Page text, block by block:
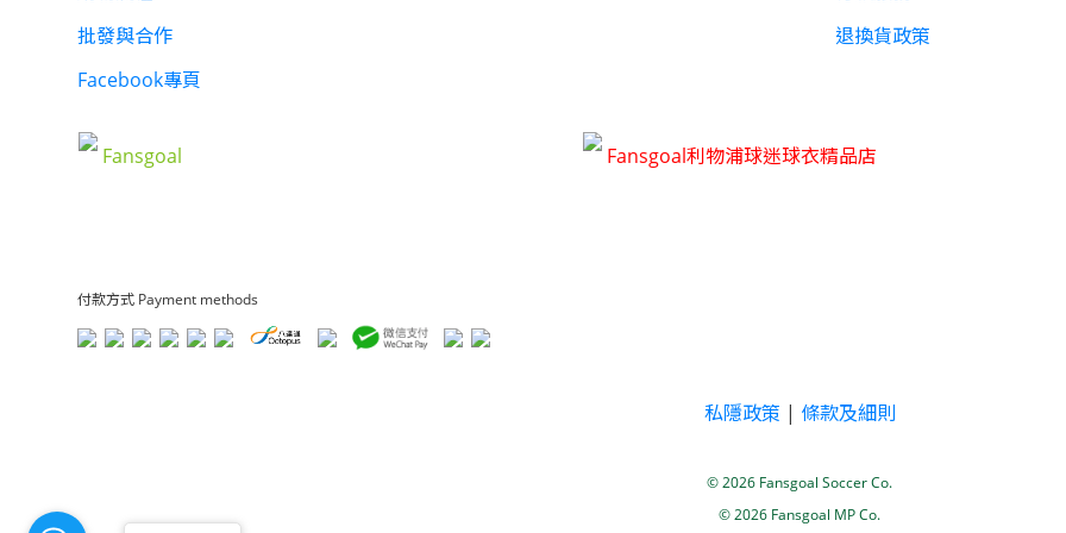
批發與合作
Facebook專頁
退換貨政策
Fansgoal Fansgoal利物浦球迷球衣精品店
付款方式 Payment methods
私隱政策 | 條款及細則
© 2026 Fansgoal Soccer Co.
© 2026 Fansgoal MP Co.